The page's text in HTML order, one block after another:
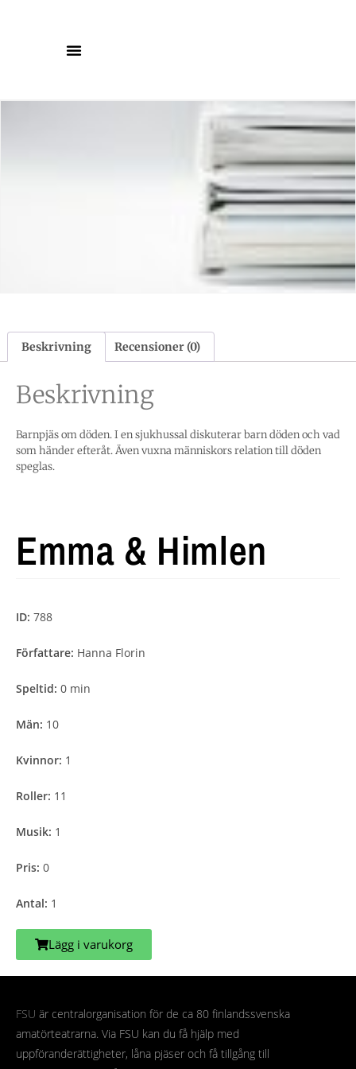
Beskrivning Recensioner (0)
Beskrivning
Barnpjäs om döden. I en sjukhussal diskuterar barn döden och vad
som händer efteråt. Även vuxna människors relation till döden
speglas.
Emma & Himlen
ID: 788
Författare: Hanna Florin
Speltid: 0 min
Män: 10
Kvinnor: 1
Roller: 11
Musik: 1
Pris: 0
Antal: 1
Lägg i varukorg
FSU är centralorganisation för de ca 80 finlandssvenska
amatörteatrarna. Via FSU kan du få hjälp med
uppföranderättigheter, låna pjäser och få tillgång till